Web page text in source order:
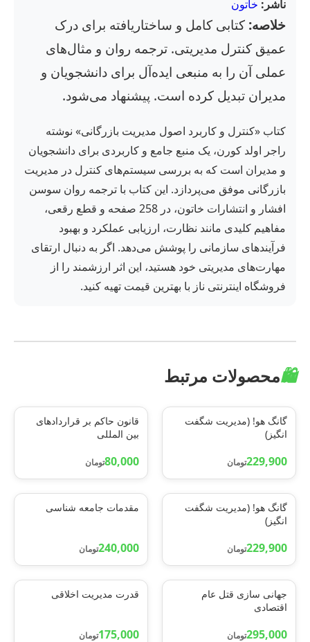
ناشر: خاتون
خلاصه: کتابی کامل و ساختاریافته برای درک
عمیق کنترل مدیریتی. ترجمه روان و مثال‌های
عملی آن را به منبعی ایده‌آل برای دانشجویان و
مدیران تبدیل کرده است. پیشنهاد می‌شود.
کتاب «کنترل و کاربرد اصول مدیریت بازرگانی» نوشته
راجر اولد کورن، یک منبع جامع و کاربردی برای دانشجویان
و مدیران است که به بررسی سیستم‌های کنترل در مدیریت
بازرگانی موفق می‌پردازد. این کتاب با ترجمه روان سوسن
افشار و انتشارات خاتون، در 258 صفحه و قطع رقعی،
مفاهیم کلیدی مانند نظارت، ارزیابی عملکرد و بهبود
فرآیندهای سازمانی را پوشش می‌دهد. اگر به دنبال ارتقای
مهارت‌های مدیریتی خود هستید، این اثر ارزشمند را از
فروشگاه اینترنتی ناز با بهترین قیمت تهیه کنید.
🛍️محصولات مرتبط
گانگ هو! (مدیریت شگفت
انگیز)
229,900تومان
قانون حاکم بر قراردادهای
بین المللی
80,000تومان
گانگ هو! (مدیریت شگفت
انگیز)
229,900تومان
مقدمات جامعه شناسی
240,000تومان
جهانی سازی قتل عام
اقتصادی
295,000تومان
قدرت مدیریت اخلاقی
175,000تومان